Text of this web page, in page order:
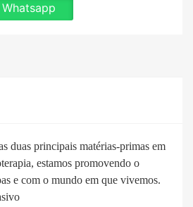
duas principais matérias-primas em
estamos promovendo o
e com o mundo em que vivemos.